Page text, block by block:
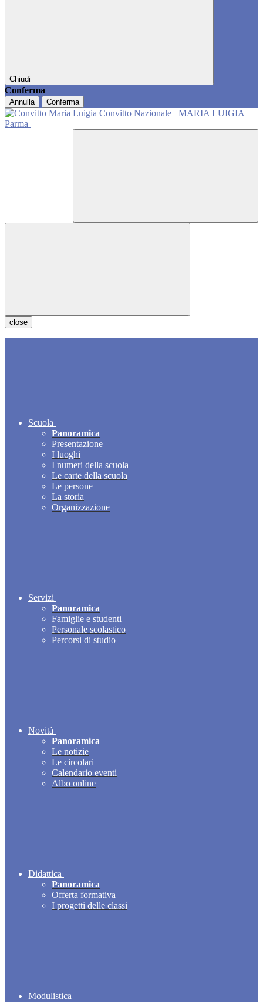
Chiudi
Conferma
Annulla Conferma
Convitto Nazionale
MARIA LUIGIA
Parma
close
Scuola
Panoramica
Presentazione
I luoghi
I numeri della scuola
Le carte della scuola
Le persone
La storia
Organizzazione
Servizi
Panoramica
Famiglie e studenti
Personale scolastico
Percorsi di studio
Novità
Panoramica
Le notizie
Le circolari
Calendario eventi
Albo online
Didattica
Panoramica
Offerta formativa
I progetti delle classi
Modulistica